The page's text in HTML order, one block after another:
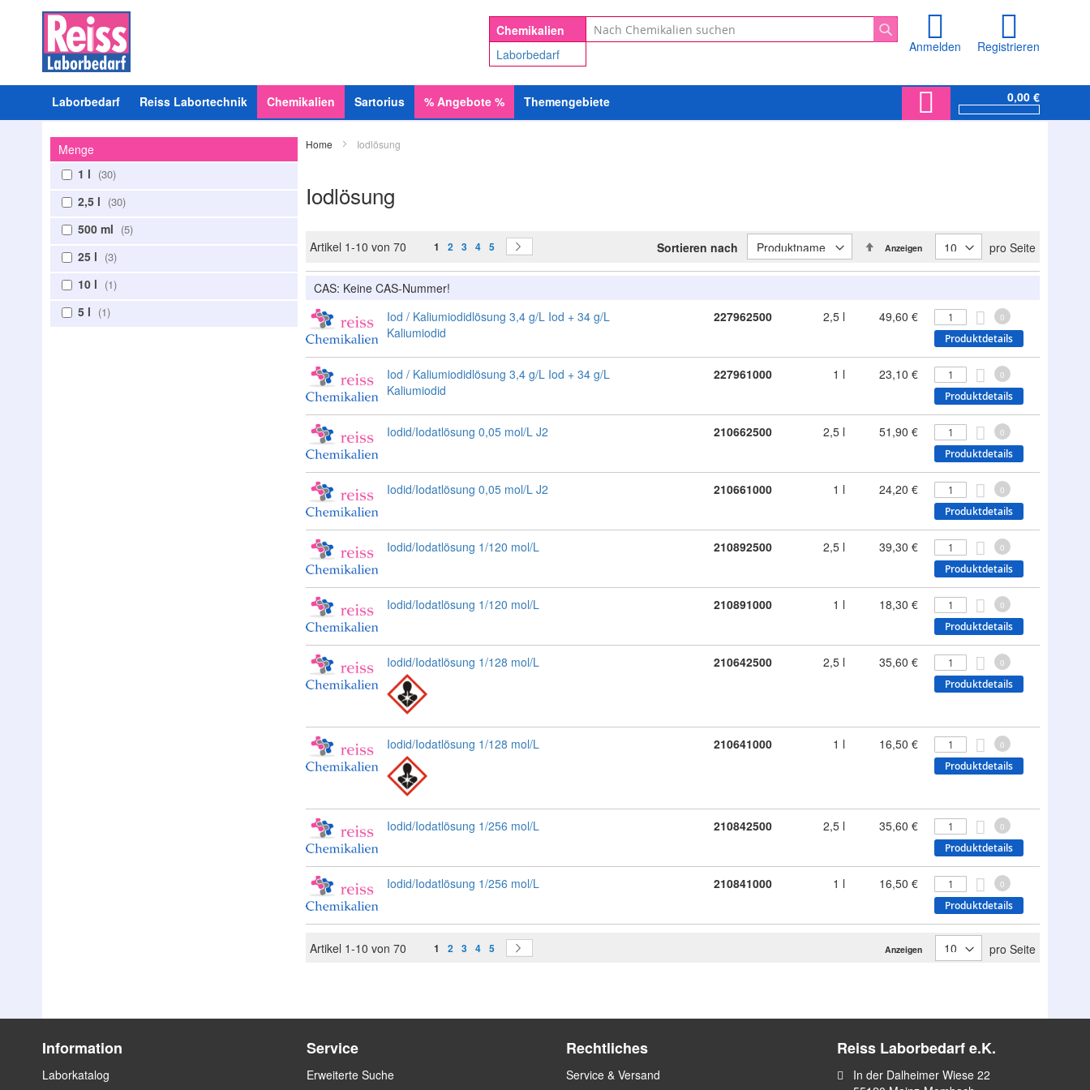
0,00 €
Anmelden Registrieren
Chemikalien
Laborbedarf
Suche
Suche
Laborbedarf Reiss Labortechnik Chemikalien Sartorius % Angebote % Themengebiete
Home Iodlösung
Iodlösung
Artikel 1-10 von 70
Sie lesen gerade Seite
1 Seite
2 Seite
3 Seite
4 Seite
5 Seite
Anzeigen pro Seite
Sortieren nach
absteigender
Reihenfolge
CAS: Keine CAS-Nummer!
Iod / Kaliumiodidlösung 3,4 g/L Iod + 34 g/L
Kaliumiodid
227962500 2,5 l 49,60 € 0
Produktdetails
Iod / Kaliumiodidlösung 3,4 g/L Iod + 34 g/L
Kaliumiodid
227961000 1 l 23,10 € 0
Produktdetails
Iodid/Iodatlösung 0,05 mol/L J2 210662500 2,5 l 51,90 € 0
Produktdetails
Iodid/Iodatlösung 0,05 mol/L J2 210661000 1 l 24,20 € 0
Produktdetails
Iodid/Iodatlösung 1/120 mol/L 210892500 2,5 l 39,30 € 0
Produktdetails
Iodid/Iodatlösung 1/120 mol/L 210891000 1 l 18,30 € 0
Produktdetails
Iodid/Iodatlösung 1/128 mol/L 210642500 2,5 l 35,60 € 0
Produktdetails
Iodid/Iodatlösung 1/128 mol/L 210641000 1 l 16,50 € 0
Produktdetails
Iodid/Iodatlösung 1/256 mol/L 210842500 2,5 l 35,60 € 0
Produktdetails
Iodid/Iodatlösung 1/256 mol/L 210841000 1 l 16,50 € 0
Produktdetails
Artikel 1-10 von 70
Sie lesen gerade Seite
1 Seite
2 Seite
3 Seite
4 Seite
5 Seite
Anzeigen pro Seite
Menge
1 l
30
2,5 l 30
500 ml 5
25 l 3
10 l 1
5 l 1
Information
Laborkatalog
Service
Erweiterte Suche
Rechtliches
Service & Versand
Reiss Laborbedarf e.K.
In der Dalheimer Wiese 22